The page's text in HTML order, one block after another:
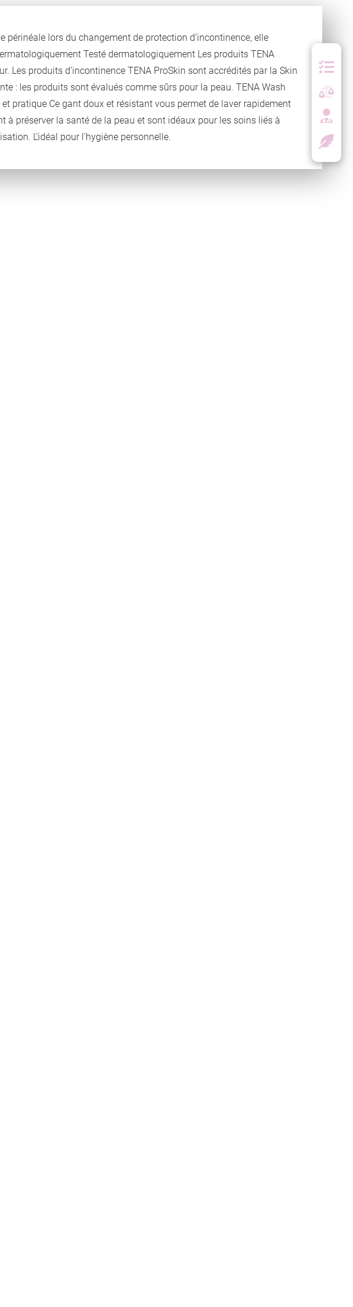
lors du changement de protection d’incontinence, elle
Testé dermatologiquement Les produits TENA
Les produits d’incontinence TENA ProSkin sont accrédités par la Skin
: les produits sont évalués comme sûrs pour la peau. TENA Wash
pratique Ce gant doux et résistant vous permet de laver rapidement
préserver la santé de la peau et sont idéaux pour les soins liés à
L’idéal pour l’hygiène personnelle.